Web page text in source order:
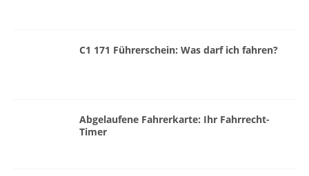
C1 171 Führerschein: Was darf ich fahren?
Abgelaufene Fahrerkarte: Ihr Fahrrecht-
Timer